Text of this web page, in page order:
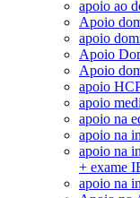
apoio ao
Apoio
apoio
Apoio
Apoio
apoio
apoio
apoio na
apoio na
apoio na
+ exame
apoio na